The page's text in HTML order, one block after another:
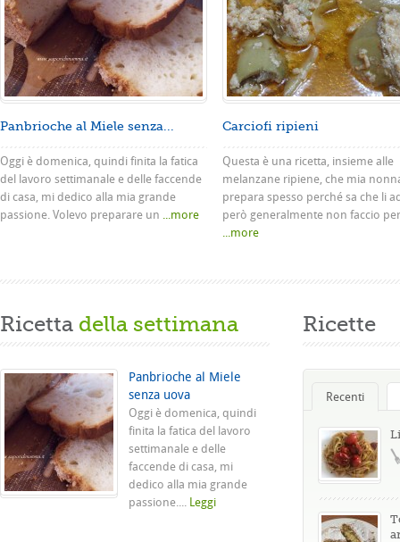
Panbrioche al Miele senza...
Oggi è domenica, quindi finita la fatica
del lavoro settimanale e delle faccende
di casa, mi dedico alla mia grande
passione. Volevo preparare un ...more
Carciofi ripieni
Questa è una ricetta, insieme alle
melanzane ripiene, che mia
prepara spesso perché sa che li
però generalmente non faccio
...more
Ricetta della settimana
Panbrioche al Miele
senza uova
Oggi è domenica, quindi
finita la fatica del lavoro
settimanale e delle
faccende di casa, mi
dedico alla mia grande
passione.... Leggi
Ricette
Recenti